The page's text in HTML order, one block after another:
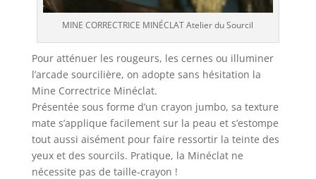
MINE CORRECTRICE MINÉCLAT Atelier du Sourcil
Pour atténuer les rougeurs, les cernes ou illuminer
l’arcade sourcilière, on adopte sans hésitation la
Mine Correctrice Minéclat.
Présentée sous forme d’un crayon jumbo, sa texture
mate s’applique facilement sur la peau et s’estompe
tout aussi aisément pour faire ressortir la teinte des
yeux et des sourcils. Pratique, la Minéclat ne
nécessite pas de taille-crayon !